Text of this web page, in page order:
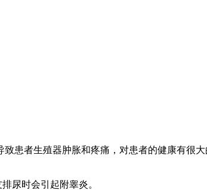
者生殖器肿胀和疼痛，对患者的健康有很大
尿时会引起附睾炎。